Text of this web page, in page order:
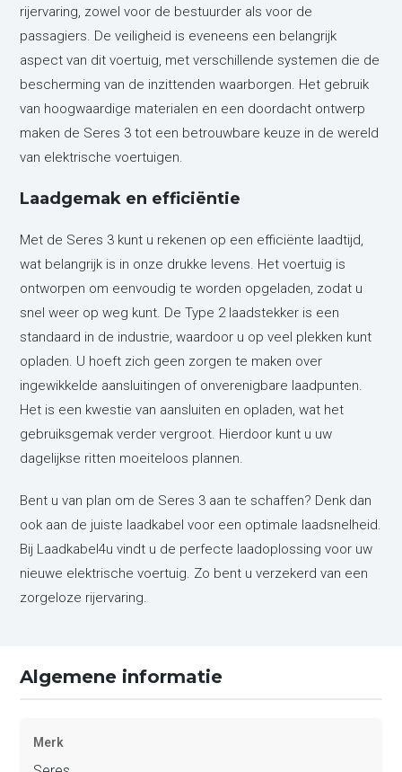
rijervaring, zowel voor de bestuurder als voor de
passagiers. De veiligheid is eveneens een belangrijk
aspect van dit voertuig, met verschillende systemen die de
bescherming van de inzittenden waarborgen. Het gebruik
van hoogwaardige materialen en een doordacht ontwerp
maken de Seres 3 tot een betrouwbare keuze in de wereld
van elektrische voertuigen.
Laadgemak en efficiëntie
Met de Seres 3 kunt u rekenen op een efficiënte laadtijd,
wat belangrijk is in onze drukke levens. Het voertuig is
ontworpen om eenvoudig te worden opgeladen, zodat u
snel weer op weg kunt. De Type 2 laadstekker is een
standaard in de industrie, waardoor u op veel plekken kunt
opladen. U hoeft zich geen zorgen te maken over
ingewikkelde aansluitingen of onverenigbare laadpunten.
Het is een kwestie van aansluiten en opladen, wat het
gebruiksgemak verder vergroot. Hierdoor kunt u uw
dagelijkse ritten moeiteloos plannen.
Bent u van plan om de Seres 3 aan te schaffen? Denk dan
ook aan de juiste laadkabel voor een optimale laadsnelheid.
Bij Laadkabel4u vindt u de perfecte laadoplossing voor uw
nieuwe elektrische voertuig. Zo bent u verzekerd van een
zorgeloze rijervaring.
Algemene informatie
Merk